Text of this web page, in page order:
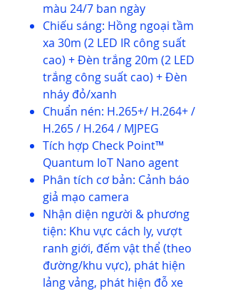
màu 24/7 ban ngày
Chiếu sáng: Hồng ngoại tầm
xa 30m (2 LED IR công suất
cao) + Đèn trắng 20m (2 LED
trắng công suất cao) + Đèn
nháy đỏ/xanh
Chuẩn nén: H.265+/ H.264+ /
H.265 / H.264 / MJPEG
Tích hợp Check Point™
Quantum IoT Nano agent
Phân tích cơ bản: Cảnh báo
giả mạo camera
Nhận diện người & phương
tiện: Khu vực cách ly, vượt
ranh giới, đếm vật thể (theo
đường/khu vực), phát hiện
lảng vảng, phát hiện đỗ xe